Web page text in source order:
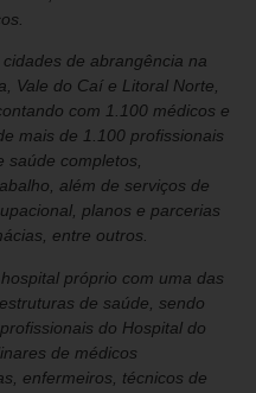
de abrangência na
Vale do Caí e Litoral Norte,
com 1.100 médicos e
mais de 1.100 profissionais
saúde completos,
além de serviços de
planos e parcerias
entre outros.
próprio com uma das
de saúde, sendo
do Hospital do
de médicos
enfermeiros, técnicos de